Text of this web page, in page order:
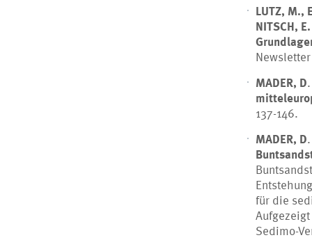
LUTZ, M.,
NITSCH,
MADER, D
137-146.
MADER, D
für die
Sedimo-